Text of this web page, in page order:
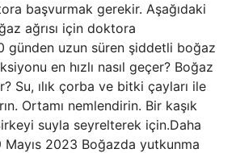
başvurmak gerekir. Aşağıdaki
ağrısı için doktora
günden uzun süren şiddetli boğaz
en hızlı nasıl geçer? Boğaz
Su, ılık çorba ve bitki çayları ile
Ortamı nemlendirin. Bir kaşık
suyla seyrelterek için.Daha
2023 Boğazda yutkunma